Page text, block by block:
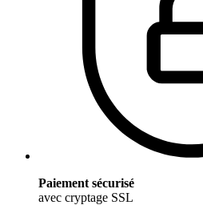
Paiement sécurisé
avec cryptage SSL